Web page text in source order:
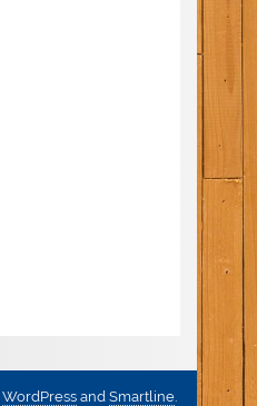
WordPress and Smartline.